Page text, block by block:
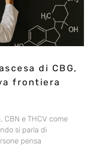
di CBG,
frontiera
CBN e THCV come
si parla di
pensa